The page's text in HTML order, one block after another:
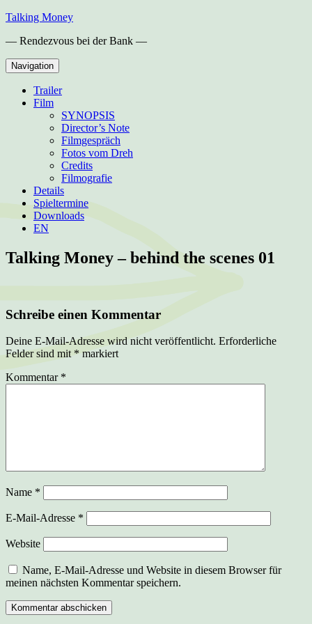
Skip
content
Talking Money
— Rendezvous bei der Bank —
Navigation
Trailer
Film
SYNOPSIS
Director’s Note
Filmgespräch
Fotos vom Dreh
Credits
Filmografie
Details
Spieltermine
Downloads
EN
Talking Money – behind the scenes 01
Schreibe einen Kommentar
Deine E-Mail-Adresse wird nicht veröffentlicht. Erforderliche
Felder sind mit* markiert
Kommentar *
Name *
E-Mail-Adresse *
Website
Name, E-Mail-Adresse und Website in diesem Browser für
meinen nächsten Kommentar speichern.